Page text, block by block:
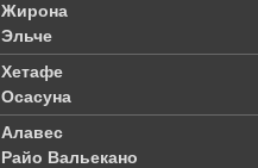
Жирона
Эльче
Хетафе
Осасуна
Алавес
Райо Вальекано